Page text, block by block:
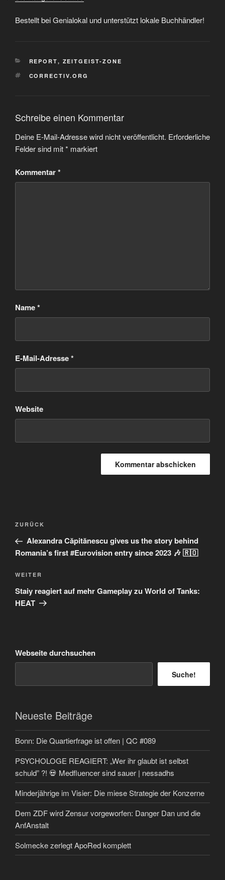
Bestellt bei Genialokal und unterstützt lokale Buchhändler!
KATEGORIEN
REPORT, ZEITGEIST-ZONE
SCHLAGWÖRTER
CORRECTIV.ORG
Schreibe einen Kommentar
Deine E-Mail-Adresse wird nicht veröffentlicht. Erforderliche
Felder sind mit* markiert
Kommentar*
Name*
E-Mail-Adresse*
Website
Beitragsnavigation
Vorheriger
Beitrag
ZURÜCK
Alexandra Căpitănescu gives us the story behind
Romania’s first #Eurovision entry since 2023 🎶 🇷🇴
Nächster
Beitrag
WEITER
Staiy reagiert auf mehr Gameplay zu World of Tanks:
HEAT
Webseite durchsuchen
Suche!
Neueste Beiträge
Bonn: Die Quartierfrage ist offen | QC #089
PSYCHOLOGE REAGIERT: „Wer ihr glaubt ist selbst
schuld” ?! 💀 Medfluencer sind sauer | nessadhs
Minderjährige im Visier: Die miese Strategie der Konzerne
Dem ZDF wird Zensur vorgeworfen: Danger Dan und die
AnfAnstalt
Solmecke zerlegt ApoRed komplett